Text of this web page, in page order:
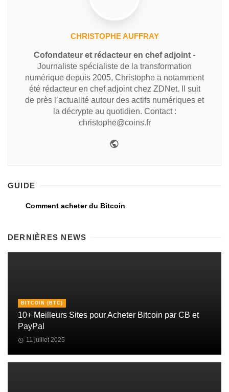
CHRISTOPHE AUFFRAY
Cofondateur et rédacteur en chef adjoint -
Journaliste spécialiste de la transformation
numérique depuis 2005, Christophe a notamment
été rédacteur en chef adjoint chez ZDNet. Il suit
de près l’actualité autour des actifs numériques et
la décrypte au quotidien. Contact :
christophe@coins.fr
GUIDE
Comment acheter du Bitcoin
DERNIÈRES NEWS
BITCOIN (BTC)
10+ Meilleurs Sites pour Acheter Bitcoin par CB et
PayPal
11 juillet 2025